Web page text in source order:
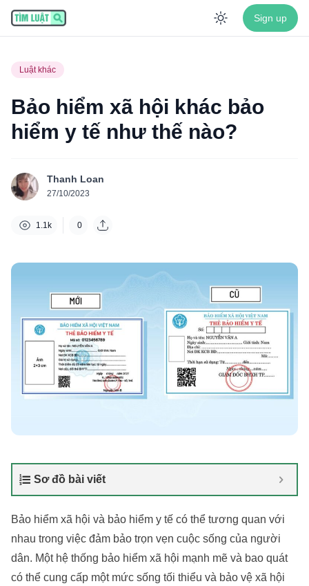
Enable
Sign up
Luật khác
Bảo hiểm xã hội khác bảo
hiểm y tế như thế nào?
Thanh Loan
27/10/2023
1.1k 0
Sơ đồ bài viết
Bảo hiểm xã hội và bảo hiểm y tế có thể tương quan với
nhau trong việc đảm bảo trọn vẹn cuộc sống của người
dân. Một hệ thống bảo hiểm xã hội mạnh mẽ và bao quát
có thể cung cấp một mức sống tối thiểu và bảo vệ xã hội